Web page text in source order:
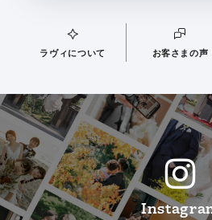
ラヴィについて お客さまの声